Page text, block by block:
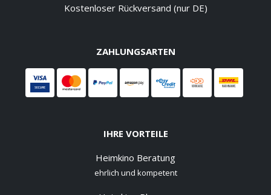
Kostenloser Rückversand (nur DE)
ZAHLUNGSARTEN
IHRE VORTEILE
Heimkino Beratung
ehrlich und kompetent